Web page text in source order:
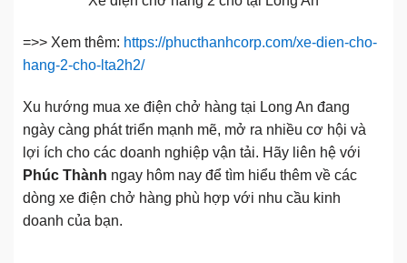
=>> Xem thêm: https://phucthanhcorp.com/xe-dien-cho-
hang-2-cho-lta2h2/
Xu hướng mua xe điện chở hàng tại Long An đang
ngày càng phát triển mạnh mẽ, mở ra nhiều cơ hội và
lợi ích cho các doanh nghiệp vận tải. Hãy liên hệ với
Phúc Thành ngay hôm nay để tìm hiểu thêm về các
dòng xe điện chở hàng phù hợp với nhu cầu kinh
doanh của bạn.